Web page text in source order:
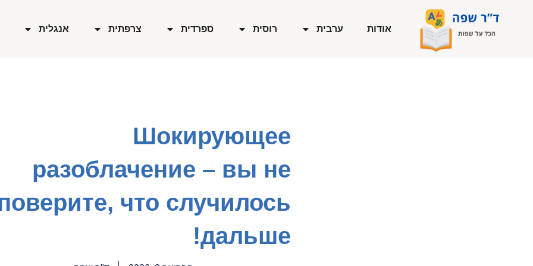
אודות ערבית רוסית ספרדית צרפתית אנגלית
Шокирующее
разоблачение – вы не
что случилось
дальше!